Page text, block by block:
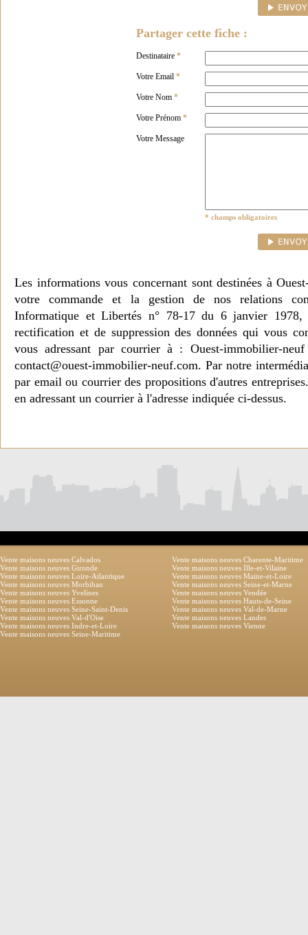
Partager cette fiche :
Destinataire *
Votre Email *
Votre Nom *
Votre Prénom *
Votre Message
* champs obligatoires
Les informations vous concernant sont destinées à
votre commande et la gestion de nos relations
Informatique et Libertés n° 78-17 du 6 janvier 1978,
rectification et de suppression des données qui vous
vous adressant par courrier à : Ouest-immobilier-
contact@ouest-immobilier-neuf.com. Par notre
par email ou courrier des propositions d'autres
en adressant un courrier à l'adresse indiquée ci-dessus.
Vente maisons neuves Calvados
Vente maisons neuves Charente-Maritime
Vente maisons neuves Gironde
Vente maisons neuves Ille-et-Vilaine
Vente maisons neuves Loire-Atlantique
Vente maisons neuves Maine-et-Loire
Vente maisons neuves Morbihan
Vente maisons neuves Seine-et-Marne
Vente maisons neuves Yvelines
Vente maisons neuves Vendée
Vente maisons neuves Essonne
Vente maisons neuves Hauts-de-Seine
Vente maisons neuves Seine-Saint-Denis
Vente maisons neuves Val-de-Marne
Vente maisons neuves Val-d'Oise
Vente maisons neuves Landes
Vente maisons neuves Indre-et-Loire
Vente maisons neuves Vienne
Vente maisons neuves Seine-Maritime